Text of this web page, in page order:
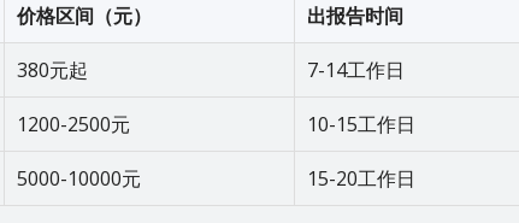
价格区间（元） 出报告时间
380元起 7-14工作日
1200-2500元 10-15工作日
5000-10000元 15-20工作日